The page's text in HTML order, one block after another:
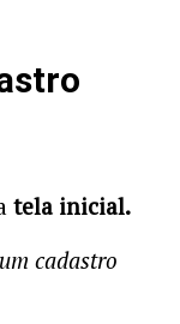
tela inicial.
cadastro